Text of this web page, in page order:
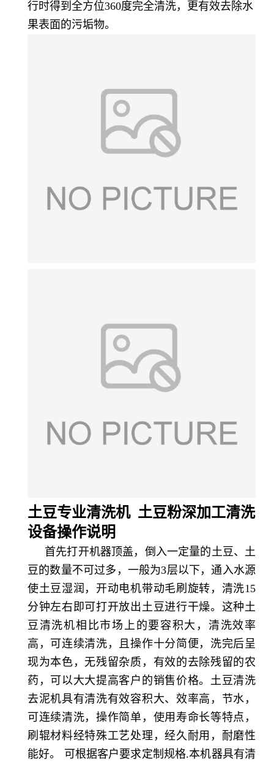
行时得到全方位360度完全清洗，更有效去除水
果表面的污垢物。
土豆专业清洗机 土豆粉深加工清洗
设备操作说明
首先打开机器顶盖，倒入一定量的土豆、土
豆的数量不可过多，一般为3层以下，通入水源
使土豆湿润，开动电机带动毛刷旋转，清洗15
分钟左右即可打开放出土豆进行干燥。这种土
豆清洗机相比市场上的要容积大，清洗效率
高，可连续清洗，且操作十分简便，洗完后呈
现为本色，无残留杂质，有效的去除残留的农
药，可以大大提高客户的销售价格。土豆清洗
去泥机具有清洗有效容积大、效率高，节水，
可连续清洗，操作简单，使用寿命长等特点，
刷辊材料经特殊工艺处理，经久耐用，耐磨性
能好。 可根据客户要求定制规格.本机器具有清